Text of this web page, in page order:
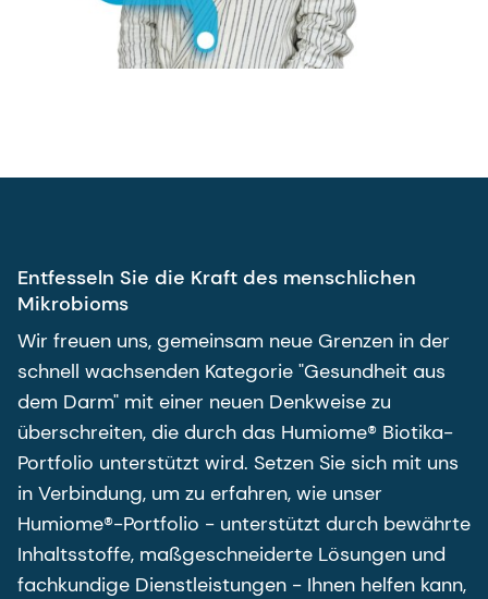
Entfesseln Sie die Kraft des menschlichen
Mikrobioms
Wir freuen uns, gemeinsam neue Grenzen in der
schnell wachsenden Kategorie "Gesundheit aus
dem Darm" mit einer neuen Denkweise zu
überschreiten, die durch das Humiome® Biotika-
Portfolio unterstützt wird. Setzen Sie sich mit uns
in Verbindung, um zu erfahren, wie unser
Humiome®-Portfolio - unterstützt durch bewährte
Inhaltsstoffe, maßgeschneiderte Lösungen und
fachkundige Dienstleistungen - Ihnen helfen kann,